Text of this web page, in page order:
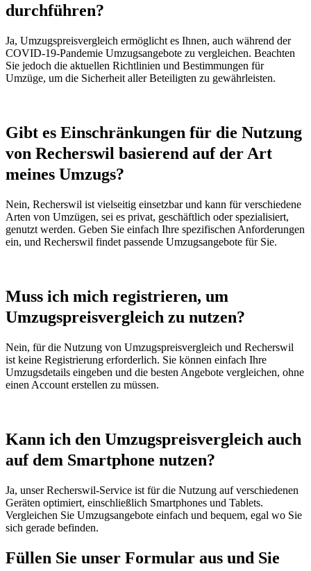
durchführen?
Ja, Umzugspreisvergleich ermöglicht es Ihnen, auch während der
COVID-19-Pandemie Umzugsangebote zu vergleichen. Beachten
Sie jedoch die aktuellen Richtlinien und Bestimmungen für
Umzüge, um die Sicherheit aller Beteiligten zu gewährleisten.
Gibt es Einschränkungen für die Nutzung
von Recherswil basierend auf der Art
meines Umzugs?
Nein, Recherswil ist vielseitig einsetzbar und kann für verschiedene
Arten von Umzügen, sei es privat, geschäftlich oder spezialisiert,
genutzt werden. Geben Sie einfach Ihre spezifischen Anforderungen
ein, und Recherswil findet passende Umzugsangebote für Sie.
Muss ich mich registrieren, um
Umzugspreisvergleich zu nutzen?
Nein, für die Nutzung von Umzugspreisvergleich und Recherswil
ist keine Registrierung erforderlich. Sie können einfach Ihre
Umzugsdetails eingeben und die besten Angebote vergleichen, ohne
einen Account erstellen zu müssen.
Kann ich den Umzugspreisvergleich auch
auf dem Smartphone nutzen?
Ja, unser Recherswil-Service ist für die Nutzung auf verschiedenen
Geräten optimiert, einschließlich Smartphones und Tablets.
Vergleichen Sie Umzugsangebote einfach und bequem, egal wo Sie
sich gerade befinden.
Füllen Sie unser Formular aus und Sie